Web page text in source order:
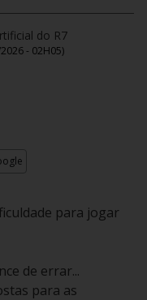
do R7
- 02H05)
para jogar
de errar...
para as